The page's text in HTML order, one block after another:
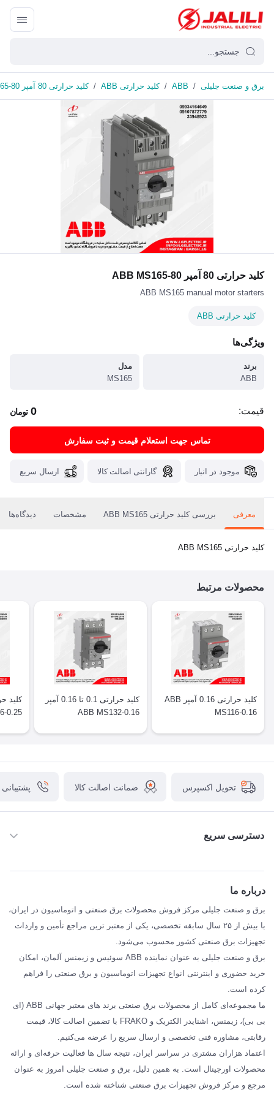
برق و صنعت جلیلی /
ABB
/ کلید حرارتی ABB / کلید حرارتی 80 آمپر ABB MS165-80
کلید حرارتی 80 آمپر ABB MS165-80
ABB MS165 manual motor starters
کلید حرارتی ABB
ویژگی‌ها
برند
ABB
مدل
MS165
قیمت: 0 تومان
تماس جهت استعلام قیمت و ثبت سفارش
موجود در انبار گارانتی اصالت کالا ارسال سریع
معرفی بررسی کلید حرارتی ABB MS165 مشخصات دیدگاه‌ها
کلید حرارتی ABB MS165
محصولات مرتبط
کلید حرارتی 0.16 آمپر ABB
MS116-0.16
کلید حرارتی 0.1 تا 0.16 آمپر
ABB MS132-0.16
0.25
تحویل اکسپرس ضمانت اصالت کالا
دسترسی سریع
SCHNEIDER
فراکو FRAKO
مقالات تخصصی برق صنعتی
درباره ما
برق و صنعت جلیلی مرکز فروش محصولات برق صنعتی و اتوماسیون در ایران،
با بیش از ۲۵ سال سابقه تخصصی، یکی از معتبر ترین مراجع تأمین و واردات
تجهیزات برق صنعتی کشور محسوب می‌شود.
برق و صنعت جلیلی به عنوان نماینده ABB سوئیس و زیمنس آلمان، امکان
خرید حضوری و اینترنتی انواع تجهیزات اتوماسیون و برق صنعتی را فراهم
کرده است.
ما مجموعه‌ای کامل از محصولات برق صنعتی برند های معتبر جهانی ABB (ای
بی بی)، زیمنس، اشنایدر الکتریک و FRAKO با تضمین اصالت کالا، قیمت
رقابتی، مشاوره فنی تخصصی و ارسال سریع را عرضه می‌کنیم.
اعتماد هزاران مشتری در سراسر ایران، نتیجه سال ها فعالیت حرفه‌ای و ارائه
محصولات اورجینال است. به همین دلیل، برق و صنعت جلیلی امروز به عنوان
مرجع و مرکز فروش تجهیزات برق صنعتی شناخته شده است.